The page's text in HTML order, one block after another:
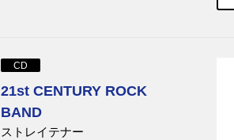
CD
21st CENTURY ROCK
BAND
ストレイテナー